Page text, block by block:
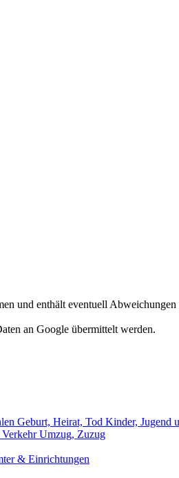
und enthält eventuell Abweichungen
an Google übermittelt werden.
Geburt, Heirat, Tod Kinder, Jugend
Umzug, Zuzug
& Einrichtungen